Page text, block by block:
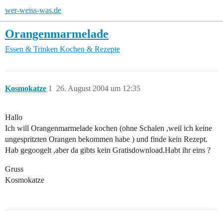
wer-weiss-was.de
Orangenmarmelade
Essen & Trinken Kochen & Rezepte
Kosmokatze 26. August 2004 um 12:35
1
Hallo
Ich will Orangenmarmelade kochen (ohne Schalen ,weil ich keine
ungespritzten Orangen bekommen habe ) und finde kein Rezept.
Hab gegoogelt ,aber da gibts kein Gratisdownload.Habt ihr eins ?
Gruss
Kosmokatze